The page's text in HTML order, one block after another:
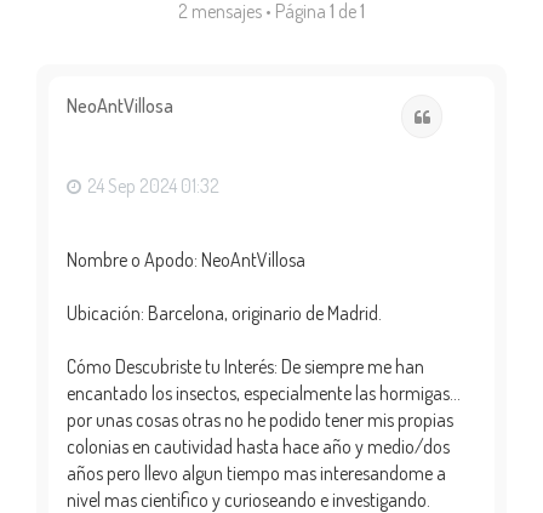
2 mensajes • Página 1 de1
NeoAntVillosa
24 Sep 2024 01:32
Nombre o Apodo: NeoAntVillosa
Ubicación: Barcelona, originario de Madrid.
Cómo Descubriste tu Interés: De siempre me han
encantado los insectos, especialmente las hormigas…
por unas cosas otras no he podido tener mis propias
colonias en cautividad hasta hace año y medio/dos
años pero llevo algun tiempo mas interesandome a
nivel mas cientifico y curioseando e investigando.